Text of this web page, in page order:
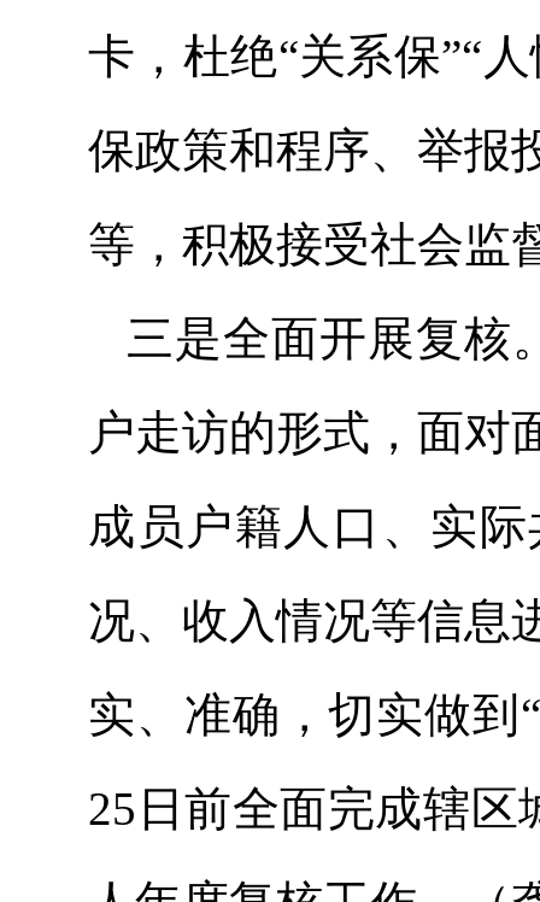
卡，杜绝“关系保”“
保政策和程序、举报
等，积极接受社会监
三是全面开展复核
户走访的形式，面对
成员户籍人口、实
况、收入情况等信息
实、准确，切实做到
25日前全面完成辖区